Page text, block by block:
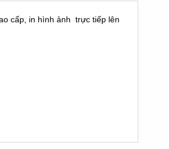
cấp, in hình ảnh trực tiếp lên